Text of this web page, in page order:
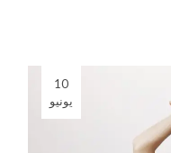
10
يونيو